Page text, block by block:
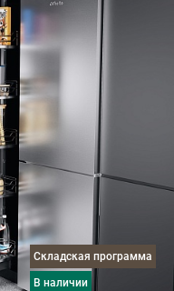
Складская программа
в наличии